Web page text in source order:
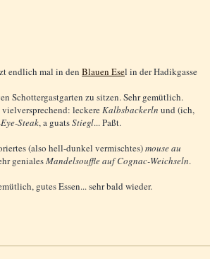
endlich mal in den Blauen Esel in der Hadikgasse
Schottergastgarten zu sitzen. Sehr gemütlich.
leckereKalbsbackerlnund (ich,
Steak, a guatsStiegl... Paßt.
(also hell-dunkel vermischtes)mouse au
genialesMandelsouffle auf Cognac-Weichseln.
gutes Essen... sehr bald wieder.